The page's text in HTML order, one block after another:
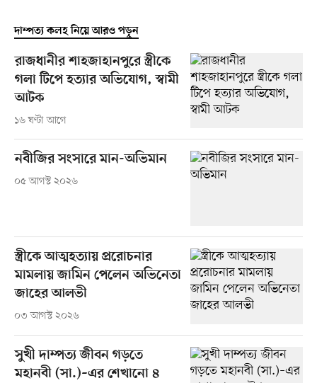
দাম্পত্য কলহ নিয়ে আরও পড়ুন
রাজধানীর শাহজাহানপুরে স্ত্রীকে
গলা টিপে হত্যার অভিযোগ, স্বামী
আটক
১৬ ঘণ্টা আগে
নবীজির সংসারে মান-অভিমান
০৫ আগস্ট ২০২৬
স্ত্রীকে আত্মহত্যায় প্ররোচনার
মামলায় জামিন পেলেন অভিনেতা
জাহের আলভী
০৩ আগস্ট ২০২৬
সুখী দাম্পত্য জীবন গড়তে
মহানবী (সা.)–এর শেখানো ৪